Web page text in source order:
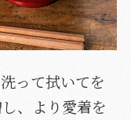
って拭いてを
、より愛着を